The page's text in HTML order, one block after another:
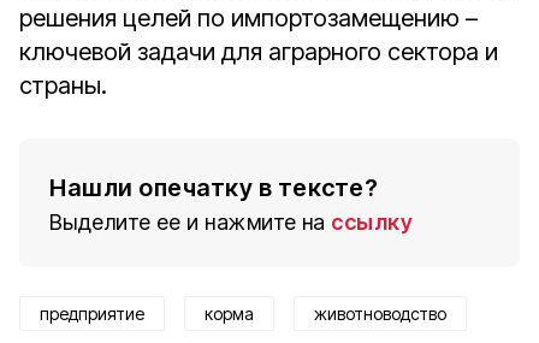
решения целей по импортозамещению –
ключевой задачи для аграрного сектора и
страны.
Нашли опечатку в тексте?
Выделите ее и нажмите на ссылку
предприятие корма животноводство